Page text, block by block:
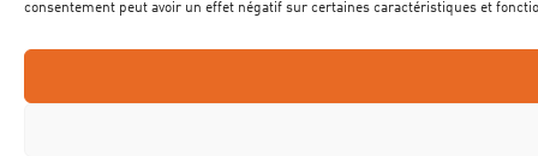
consentement peut avoir un effet négatif sur certaines caractéristiques et